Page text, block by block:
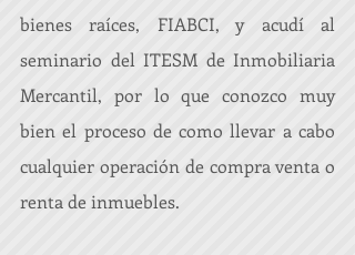
bienes raíces, FIABCI, y acudí al
seminario del ITESM de Inmobiliaria
Mercantil, por lo que conozco muy
bien el proceso de como llevar a cabo
cualquier operación de compra venta o
renta de inmuebles.